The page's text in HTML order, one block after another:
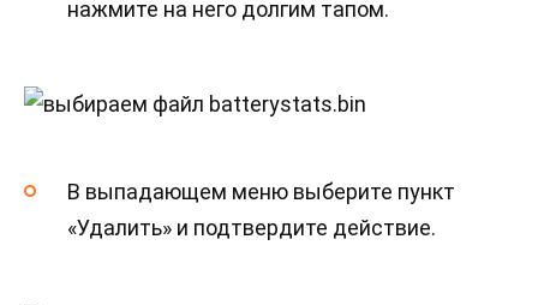
нажмите на него долгим тапом.
В выпадающем меню выберите пункт
«Удалить» и подтвердите действие.